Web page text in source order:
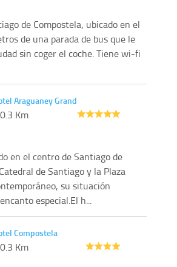
de Compostela, ubicado en el
de una parada de bus que le
sin coger el coche. Tiene wi-fi
Araguaney Grand
Km
en el centro de Santiago de
de Santiago y la Plaza
su situación
especial.El h...
Compostela
Km